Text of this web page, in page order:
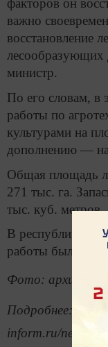
факторов он
важно
восстановление
министр.
По его словам, в
работы по
культурами на
дополнению —
Общая площадь
271 тыс. га.
тыс. куб. метров.
В республике в
работы были
Фото: архив/
Подробнее:
inform.ru/news/